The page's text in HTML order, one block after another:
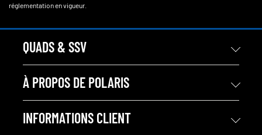
réglementation en vigueur.
QUADS & SSV
À PROPOS DE POLARIS
INFORMATIONS CLIENT